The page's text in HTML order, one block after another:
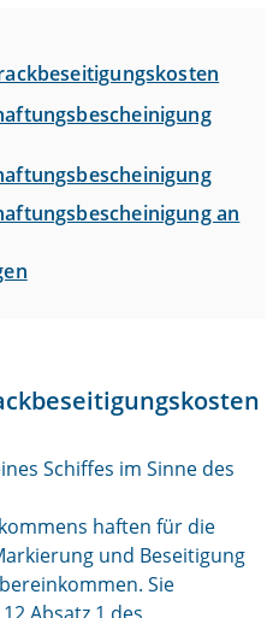
an
Schiffes im Sinne des
haften für die
und Beseitigung
Sie